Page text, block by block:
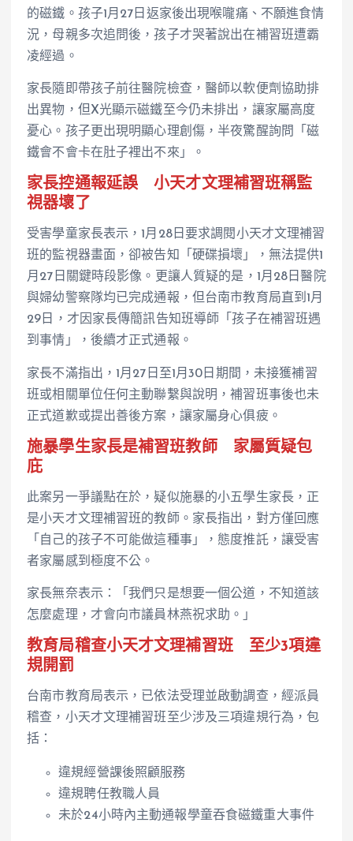
的磁鐵。孩子1月27日返家後出現喉嚨痛、不願進食情
況，母親多次追問後，孩子才哭著說出在補習班遭霸
凌經過。
家長隨即帶孩子前往醫院檢查，醫師以軟便劑協助排
出異物，但X光顯示磁鐵至今仍未排出，讓家屬高度
憂心。孩子更出現明顯心理創傷，半夜驚醒詢問「磁
鐵會不會卡在肚子裡出不來」。
家長控通報延誤 小天才文理補習班稱監
視器壞了
受害學童家長表示，1月28日要求調閱小天才文理補習
班的監視器畫面，卻被告知「硬碟損壞」，無法提供1
月27日關鍵時段影像。更讓人質疑的是，1月28日醫院
與婦幼警察隊均已完成通報，但台南市教育局直到1月
29日，才因家長傳簡訊告知班導師「孩子在補習班遇
到事情」，後續才正式通報。
家長不滿指出，1月27日至1月30日期間，未接獲補習
班或相關單位任何主動聯繫與說明，補習班事後也未
正式道歉或提出善後方案，讓家屬身心俱疲。
施暴學生家長是補習班教師 家屬質疑包
庇
此案另一爭議點在於，疑似施暴的小五學生家長，正
是小天才文理補習班的教師。家長指出，對方僅回應
「自己的孩子不可能做這種事」，態度推託，讓受害
者家屬感到極度不公。
家長無奈表示：「我們只是想要一個公道，不知道該
怎麼處理，才會向市議員林燕祝求助。」
教育局稽查小天才文理補習班 至少3項違
規開罰
台南市教育局表示，已依法受理並啟動調查，經派員
稽查，小天才文理補習班至少涉及三項違規行為，包
括：
違規經營課後照顧服務
違規聘任教職人員
未於24小時內主動通報學童吞食磁鐵重大事件